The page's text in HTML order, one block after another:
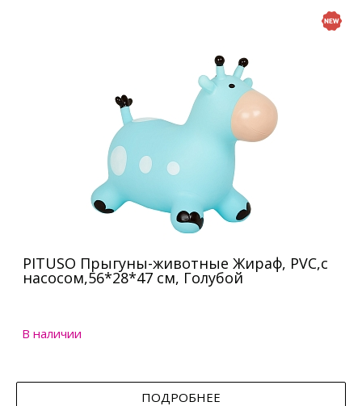
PITUSO Прыгуны-животные Жираф, PVC,с
насосом,56*28*47 см, Голубой
В наличии
ПОДРОБНЕЕ